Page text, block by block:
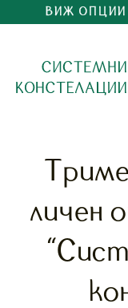
ВИЖ ОПЦИИ
личен